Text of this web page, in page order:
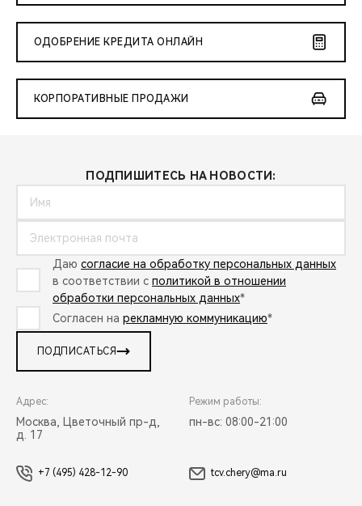
ОДОБРЕНИЕ КРЕДИТА ОНЛАЙН
КОРПОРАТИВНЫЕ ПРОДАЖИ
ПОДПИШИТЕСЬ НА НОВОСТИ:
Даю согласие на обработку персональных данных
в соответствии с политикой в отношении
обработки персональных данных*
Согласен на рекламную коммуникацию*
ПОДПИСАТЬСЯ
Адрес:
Москва, Цветочный пр-д,
д. 17
Режим работы:
пн-вс: 08:00-21:00
+7 (495) 428-12-90 tcv.chery@ma.ru